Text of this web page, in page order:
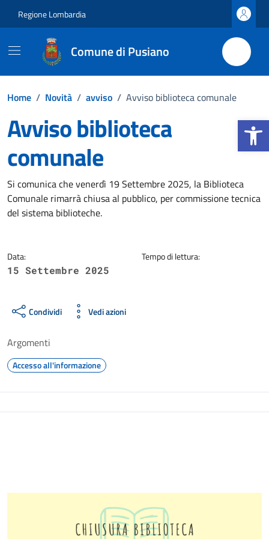
Regione Lombardia
Comune di Pusiano
Home / Novità / avviso / Avviso biblioteca comunale
Avviso biblioteca
comunale
Dettagli della notizia
Si comunica che venerdì 19 Settembre 2025, la Biblioteca
Comunale rimarrà chiusa al pubblico, per commissione tecnica
del sistema biblioteche.
Data:
15 Settembre 2025
Tempo di lettura:
Condividi Vedi azioni
Argomenti
Accesso all'informazione
Apri la